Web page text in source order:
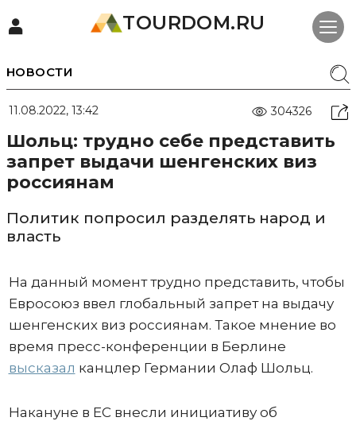
TOURDOM.RU
НОВОСТИ
11.08.2022, 13:42 304326
Шольц: трудно себе представить
запрет выдачи шенгенских виз
россиянам
Политик попросил разделять народ и
власть
На данный момент трудно представить, чтобы
Евросоюз ввел глобальный запрет на выдачу
шенгенских виз россиянам. Такое мнение во
время пресс-конференции в Берлине
высказал канцлер Германии Олаф Шольц.
Накануне в ЕС внесли инициативу об